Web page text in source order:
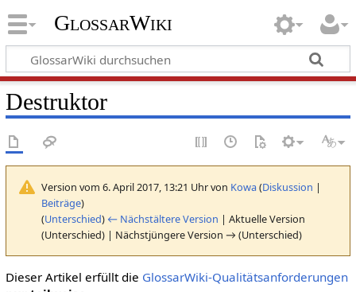
GlossarWiki
Destruktor
Version vom 6. April 2017, 13:21 Uhr von Kowa(Diskussion |
Beiträge)
(Unterschied) ← Nächstältere Version | Aktuelle Version
(Unterschied) | Nächstjüngere Version → (Unterschied)
Dieser Artikel erfüllt die GlossarWiki-Qualitätsanforderungen